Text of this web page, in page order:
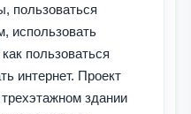
пользоваться
использовать
пользоваться
интернет. Проект
здании